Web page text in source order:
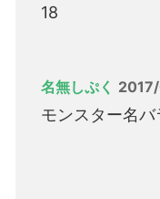
18
名無しぷく
モンスター名バ